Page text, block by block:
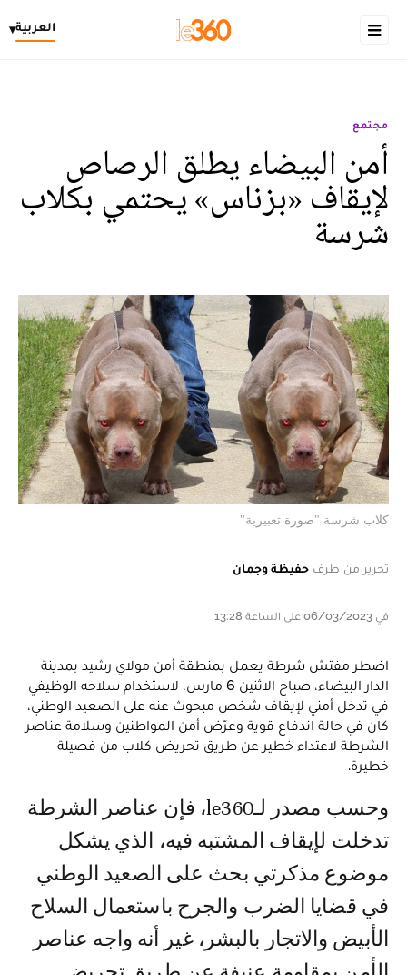
العربية▾
مجتمع
أمن البيضاء يطلق الرصاص
لإيقاف «بزناس» يحتمي بكلاب
شرسة
كلاب شرسة "صورة تعبيرية"
تحرير من طرف حفيظة وجمان
في 06/03/2023 على الساعة 13:28
اضطر مفتش شرطة يعمل بمنطقة أمن مولاي رشيد بمدينة
الدار البيضاء، صباح الاثنين 6 مارس، لاستخدام سلاحه الوظيفي
في تدخل أمني لإيقاف شخص مبحوث عنه على الصعيد الوطني،
كان في حالة اندفاع قوية وعرّض أمن المواطنين وسلامة عناصر
الشرطة لاعتداء خطير عن طريق تحريض كلاب من فصيلة
خطيرة.
وحسب مصدر لـle360، فإن عناصر الشرطة
تدخلت لإيقاف المشتبه فيه، الذي يشكل
موضوع مذكرتي بحث على الصعيد الوطني
في قضايا الضرب والجرح باستعمال السلاح
الأبيض والاتجار بالبشر، غير أنه واجه عناصر